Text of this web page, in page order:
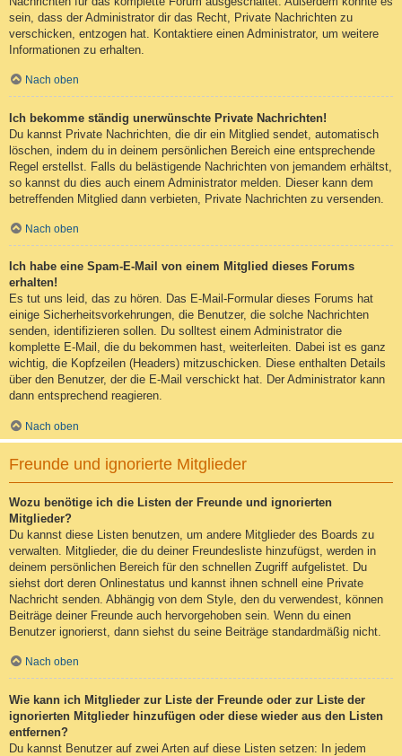
sein, dass der Administrator dir das Recht, Private Nachrichten zu
verschicken, entzogen hat. Kontaktiere einen Administrator, um weitere
Informationen zu erhalten.
Nach oben
Ich bekomme ständig unerwünschte Private Nachrichten!
Du kannst Private Nachrichten, die dir ein Mitglied sendet, automatisch
löschen, indem du in deinem persönlichen Bereich eine entsprechende
Regel erstellst. Falls du belästigende Nachrichten von jemandem erhältst,
so kannst du dies auch einem Administrator melden. Dieser kann dem
betreffenden Mitglied dann verbieten, Private Nachrichten zu versenden.
Nach oben
Ich habe eine Spam-E-Mail von einem Mitglied dieses Forums
erhalten!
Es tut uns leid, das zu hören. Das E-Mail-Formular dieses Forums hat
einige Sicherheitsvorkehrungen, die Benutzer, die solche Nachrichten
senden, identifizieren sollen. Du solltest einem Administrator die
komplette E-Mail, die du bekommen hast, weiterleiten. Dabei ist es ganz
wichtig, die Kopfzeilen (Headers) mitzuschicken. Diese enthalten Details
über den Benutzer, der die E-Mail verschickt hat. Der Administrator kann
dann entsprechend reagieren.
Nach oben
Freunde und ignorierte Mitglieder
Wozu benötige ich die Listen der Freunde und ignorierten
Mitglieder?
Du kannst diese Listen benutzen, um andere Mitglieder des Boards zu
verwalten. Mitglieder, die du deiner Freundesliste hinzufügst, werden in
deinem persönlichen Bereich für den schnellen Zugriff aufgelistet. Du
siehst dort deren Onlinestatus und kannst ihnen schnell eine Private
Nachricht senden. Abhängig von dem Style, den du verwendest, können
Beiträge deiner Freunde auch hervorgehoben sein. Wenn du einen
Benutzer ignorierst, dann siehst du seine Beiträge standardmäßig nicht.
Nach oben
Wie kann ich Mitglieder zur Liste der Freunde oder zur Liste der
ignorierten Mitglieder hinzufügen oder diese wieder aus den Listen
entfernen?
Du kannst Benutzer auf zwei Arten auf diese Listen setzen: In jedem